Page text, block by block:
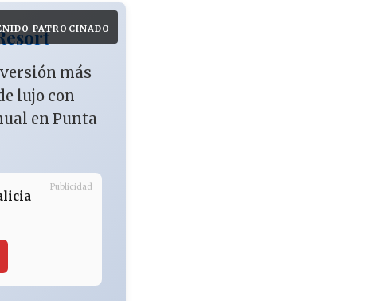
PATROCINADO
más
lujo con
en Punta
Publicidad